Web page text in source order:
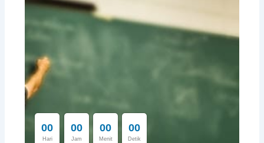
00
Hari
00
Jam
00
Menit
00
Detik